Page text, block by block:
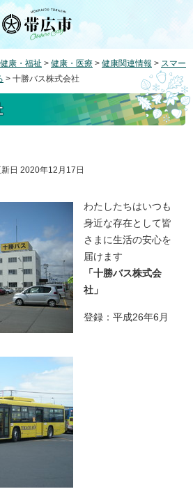
健康・福祉 > 健康・医療 > 健康関連情報 > スマー
> 十勝バス株式会社
日 2020年12月17日
わたしたちはいつも
身近な存在として皆
さまに生活の安心を
届けます
「十勝バス株式会
社」
登録：平成26年6月